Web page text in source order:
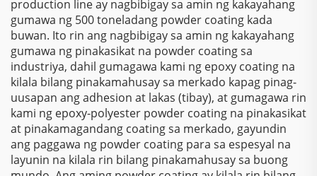
production line ay nagbibigay sa amin ng kakayahang
gumawa ng 500 toneladang powder coating kada
buwan. Ito rin ang nagbibigay sa amin ng kakayahang
gumawa ng pinakasikat na powder coating sa
industriya, dahil gumagawa kami ng epoxy coating na
kilala bilang pinakamahusay sa merkado kapag pinag-
uusapan ang adhesion at lakas (tibay), at gumagawa rin
kami ng epoxy-polyester powder coating na pinakasikat
at pinakamagandang coating sa merkado, gayundin
ang paggawa ng powder coating para sa espesyal na
layunin na kilala rin bilang pinakamahusay sa buong